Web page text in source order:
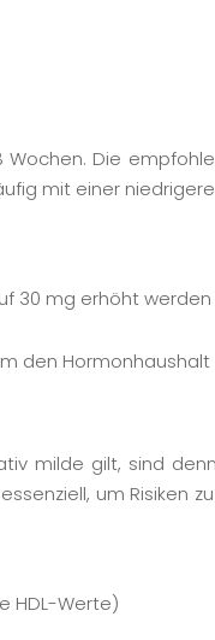
Die
mit einer
30 mg erhöht werden
den
milde gilt, sind
um Risiken
HDL-Werte)